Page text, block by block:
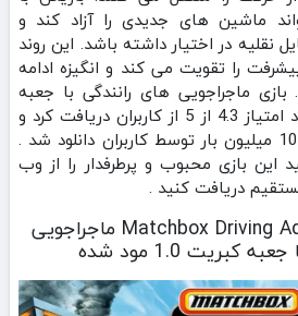
ماشین‌ های جدیدی را آزاد کند و
نقلیه در اختیار داشته باشد. این روند
را تقویت می‌ کند و انگیزه ادامه
ماجراجویی های رانندگی با جعبه
کبریت در وبسایت منومود امتیاز 4.3 از 5 از کاربران دریافت کرد و
تا به این لحظه بیش از 10 میلیون بار توسط کاربران دانلود شد .
این بازی محبوب و پرطرفدار را از وب
دریافت کنید .
Matchbox Driving Adventures 1.0 Mod ماجراجویی
کبریت 1.0 مود شده